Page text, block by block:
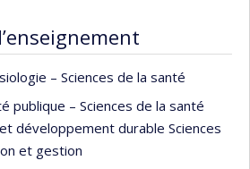
modifier la trajectoire des enfants
via des programmes de
adaptés? Elle s’intéresse
protecteur des services
pour les enfants de familles
ont mené à plus de 200
– Sciences de la santé
publique – Sciences de la santé
développement durable Sciences
et gestion